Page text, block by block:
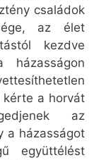
családok
az élet
kezdve
házasságon
kérte a horvát
az
a házasságot
együttélést